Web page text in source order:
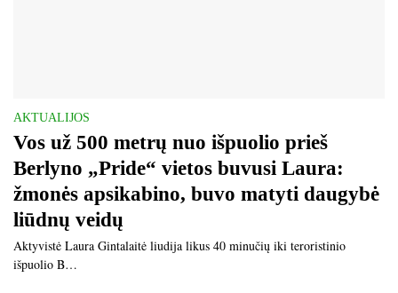
AKTUALIJOS
Vos už 500 metrų nuo išpuolio prieš
Berlyno „Pride“ vietos buvusi Laura:
žmonės apsikabino, buvo matyti daugybė
liūdnų veidų
Aktyvistė Laura Gintalaitė liudija likus 40 minučių iki teroristinio
išpuolio B…